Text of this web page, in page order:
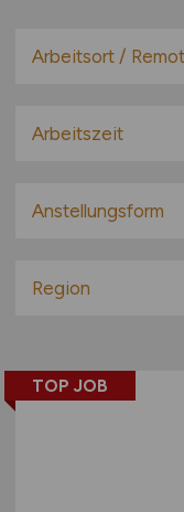
Arbeitsort /
Home-Office
Remote aus
Arbeitszeit
Teilzeit
Anstellungsform
befristete
Projektarbeit /
geringfügige
Berufseinstieg
Region
Berlin
TOP JOB